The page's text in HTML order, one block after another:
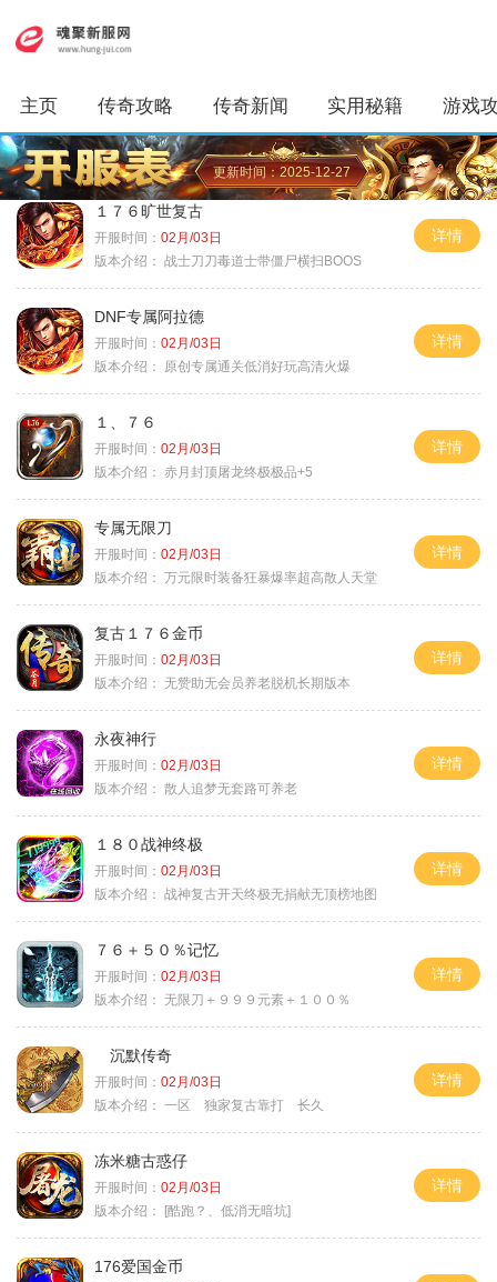
主页 传奇攻略 传奇新闻 实用秘籍 游戏
更新时间：2025-12-27
１７６旷世复古
开服时间： 02月/03日
版本介绍： 战士刀刀毒道士带僵尸横扫BOOS
详情
DNF专属阿拉德
开服时间： 02月/03日
版本介绍：
原创专属通关低消好玩高清火爆
详情
１、７６
开服时间： 02月/03日
版本介绍： 赤月封顶屠龙终极极品+5
详情
专属无限刀
开服时间： 02月/03日
版本介绍： 万元限时装备狂暴爆率超高散人天堂
详情
复古１７６金币
开服时间： 02月/03日
版本介绍： 无赞助无会员养老脱机长期版本
详情
永夜神行
开服时间： 02月/03日
版本介绍： 散人追梦无套路可养老
详情
１８０战神终极
开服时间： 02月/03日
版本介绍： 战神复古开天终极无捐献无顶榜地图
详情
７６＋５０％记忆
开服时间： 02月/03日
版本介绍： 无限刀＋９９９元素＋１００％
详情
沉默传奇
开服时间： 02月/03日
版本介绍： 一区 独家复古靠打 长久
详情
冻米糖古惑仔
开服时间： 02月/03日
版本介绍：
[酷跑？、低消无暗坑]
详情
176爱国金币